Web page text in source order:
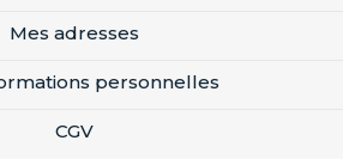
Mes adresses
personnelles
CGV